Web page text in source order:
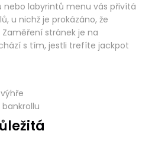
labyrintů menu vás přivítá
u nichž je prokázáno, že
stránek je na
s tím, jestli trefíte jackpot